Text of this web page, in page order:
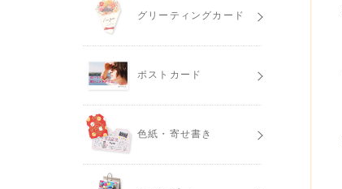
グリーティングカード
ポストカード
色紙・寄せ書き